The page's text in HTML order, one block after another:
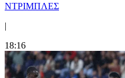
ΝΤΡΙΜΠΛΕΣ
|
18:16